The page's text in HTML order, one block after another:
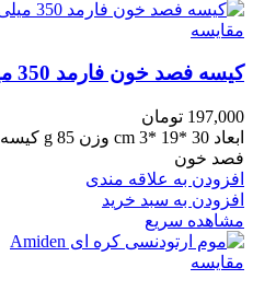
مقایسه
کیسه فصد خون فارمد 350 میلی لیتری
197,000 تومان
فصد خون
افزودن به علاقه مندی
افزودن به سبد خرید
مشاهده سریع
مقایسه